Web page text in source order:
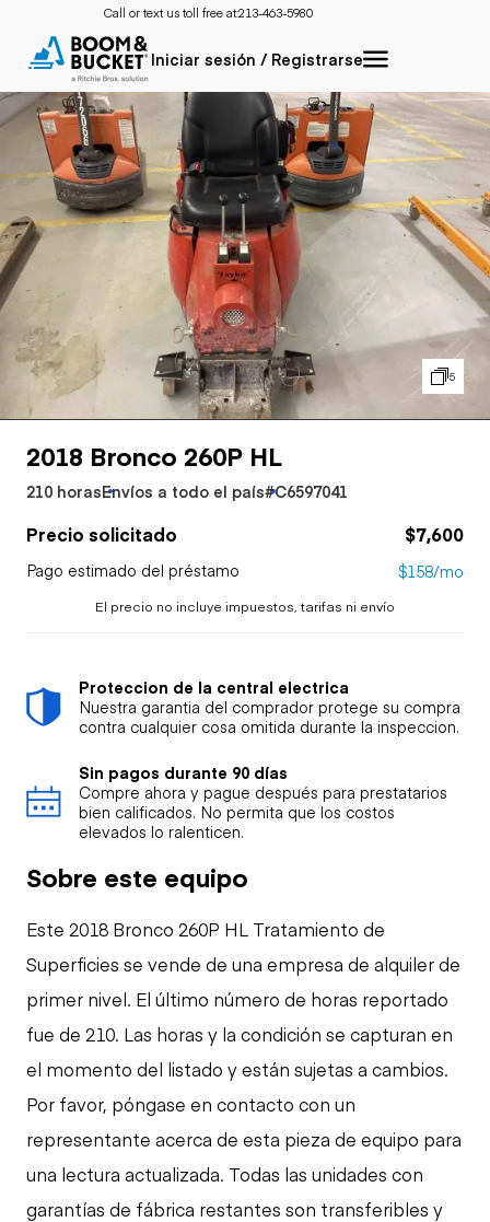
Call or text us toll free at:213-463-5980
Iniciar sesión / Registrarse
5
2018 Bronco 260P HL
210 horasEnvíos a todo el país#C6597041
Precio solicitado $7,600
Pago estimado del préstamo $158/mo
El precio no incluye impuestos, tarifas ni envío
Proteccion de la central electrica
Nuestra garantia del comprador protege su compra
contra cualquier cosa omitida durante la inspeccion.
Sin pagos durante 90 días
Compre ahora y pague después para prestatarios
bien calificados. No permita que los costos
elevados lo ralenticen.
Sobre este equipo
Este 2018 Bronco 260P HL Tratamiento de
Superficies se vende de una empresa de alquiler de
primer nivel. El último número de horas reportado
fue de 210. Las horas y la condición se capturan en
el momento del listado y están sujetas a cambios.
Por favor, póngase en contacto con un
representante acerca de esta pieza de equipo para
una lectura actualizada. Todas las unidades con
garantías de fábrica restantes son transferibles y